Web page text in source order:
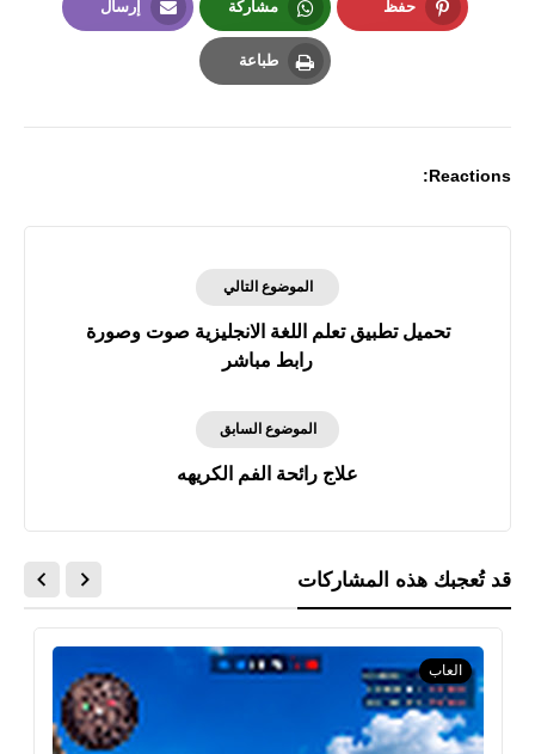
حفظ مشاركة
Whatsapp
إرسال
طباعة
Reactions:
الموضوع التالي
تحميل تطبيق تعلم اللغة الانجليزية صوت وصورة
رابط مباشر
الموضوع السابق
علاج رائحة الفم الكريهه
قد تُعجبك هذه المشاركات
العاب